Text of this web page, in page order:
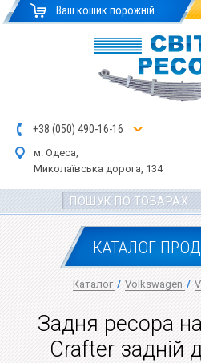
Ваш кошик порожній
+38 (050) 490-16-16
м. Одеса,
Миколаївська дорога, 134
КАТАЛОГ
Каталог / Volkswagen /
Задня ресора
Crafter задній